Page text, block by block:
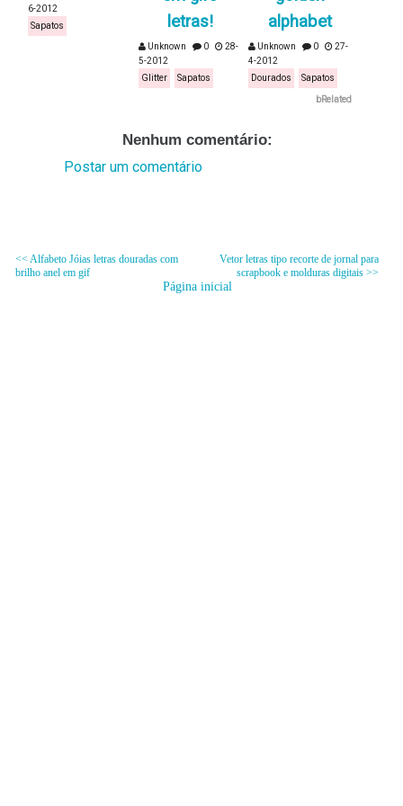
6-2012
Sapatos
letras!
Unknown 0
28-
5-2012
Glitter
Sapatos
alphabet
Unknown 0
27-
4-2012
Dourados
Sapatos
bRelated
Nenhum comentário:
Postar um comentário
<< Alfabeto Jóias letras douradas com
brilho anel em gif
Vetor letras tipo recorte de jornal para
scrapbook e molduras digitais >>
Página inicial